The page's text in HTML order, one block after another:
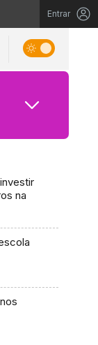
Entrar
na